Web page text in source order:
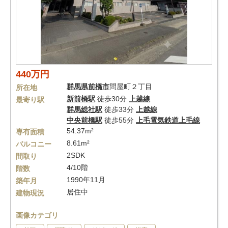
440万円
所在地 群馬県前橋市問屋町２丁目
最寄り駅
新前橋駅 徒歩30分
上越線
群馬総社駅 徒歩33分
上越線
中央前橋駅 徒歩55分
上毛電気鉄道上毛線
専有面積
54.37m²
バルコニー
8.61m²
間取り
2SDK
階数
4/10階
築年月
1990年11月
建物現況
居住中
画像カテゴリ